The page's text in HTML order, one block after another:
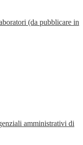
(da pubblicare in
amministrativi di